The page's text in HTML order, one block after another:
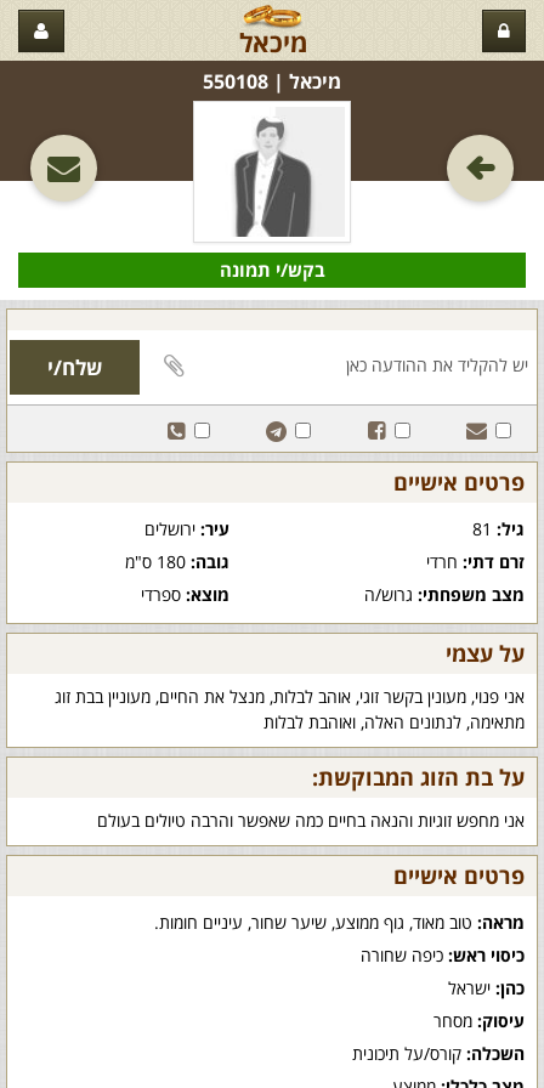
מיכאל
מיכאל‏ | 550108
בקש/י תמונה
פרטים אישיים
גיל: עיר:ירושלים
זרם דתי: חרדי גובה:180 ס"מ
מצב משפחתי: גרוש/ה מוצא:ספרדי
על עצמי
אני פנוי, מעונין בקשר זוגי, אוהב לבלות, מנצל את החיים, מעוניין בבת זוג
מתאימה, לנתונים האלה, ואוהבת לבלות
על בת הזוג המבוקשת:
אני מחפש זוגיות והנאה בחיים כמה שאפשר והרבה טיולים בעולם
פרטים אישיים
מראה: טוב מאוד, גוף ממוצע, שיער שחור, עיניים חומות.
כיסוי ראש: כיפה שחורה
כהן: ישראל
עיסוק: מסחר
השכלה: קורס/על תיכונית